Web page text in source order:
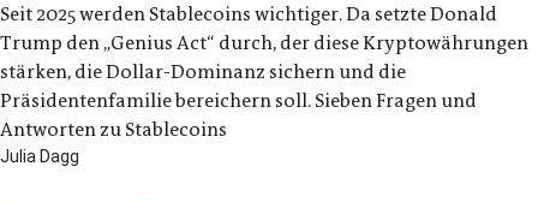
Seit 2025 werden Stablecoins wichtiger. Da setzte Donald
Trump den „Genius Act“ durch, der diese Kryptowährungen
stärken, die Dollar-Dominanz sichern und die
Präsidentenfamilie bereichern soll. Sieben Fragen und
Antworten zu Stablecoins
Julia Dagg